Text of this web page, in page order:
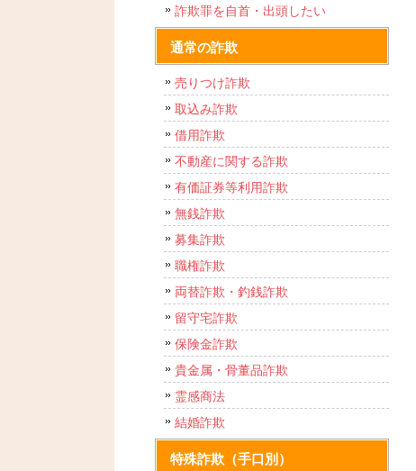
詐欺罪を自首・出頭したい
通常の詐欺
売りつけ詐欺
取込み詐欺
借用詐欺
不動産に関する詐欺
有価証券等利用詐欺
無銭詐欺
募集詐欺
職権詐欺
両替詐欺・釣銭詐欺
留守宅詐欺
保険金詐欺
貴金属・骨董品詐欺
霊感商法
結婚詐欺
特殊詐欺（手口別）